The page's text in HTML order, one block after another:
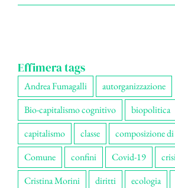
Effimera tags
Andrea Fumagalli
autorganizzazione
Bio-capitalismo cognitivo
biopolitica
capitalismo
classe
composizione di
Comune
confini Covid-19
Cristina Morini
diritti ecologia